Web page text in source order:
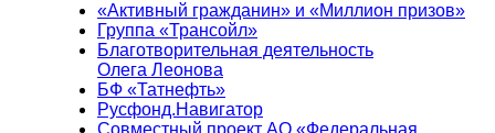
«Активный гражданин» и «Миллион призов»
Группа «Трансойл»
Благотворительная деятельность
Олега Леонова
БФ «Татнефть»
Русфонд.Навигатор
Совместный проект АО «Федеральная